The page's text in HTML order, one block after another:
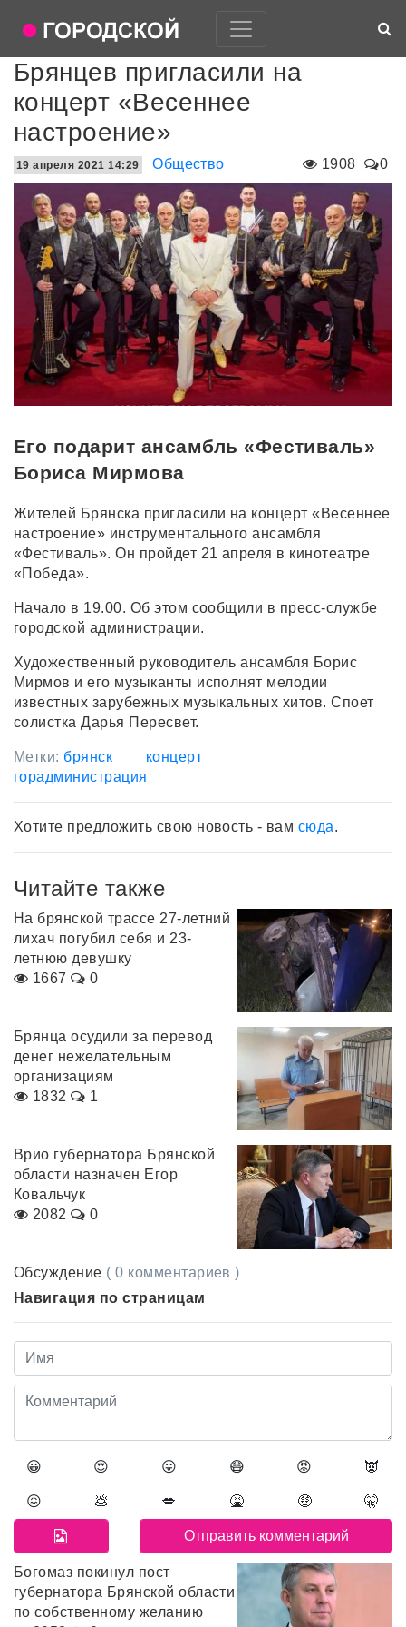
Брянцев пригласили на
концерт «Весеннее
настроение»
1908 0
19 апреля 2021 14:29 Общество
Его подарит ансамбль «Фестиваль»
Бориса Мирмова
Жителей Брянска пригласили на концерт «Весеннее
настроение» инструментального ансамбля
«Фестиваль». Он пройдет 21 апреля в кинотеатре
«Победа».
Начало в 19.00. Об этом сообщили в пресс-службе
городской администрации.
Художественный руководитель ансамбля Борис
Мирмов и его музыканты исполнят мелодии
известных зарубежных музыкальных хитов. Споет
солистка Дарья Пересвет.
Метки: брянск
концерт
горадминистрация
Хотите предложить свою новость - вам сюда.
Читайте также
На брянской трассе 27-летний
лихач погубил себя и 23-
летнюю девушку
1667
0
Брянца осудили за перевод
денег нежелательным
организациям
1832
1
Врио губернатора Брянской
области назначен Егор
Ковальчук
2082
0
Обсуждение ( 0 комментариев )
Навигация по страницам
😀 😍 😛 😷 😡 👿
😖 💩 💋 🤮 🤑 🤫
Богомаз покинул пост
губернатора Брянской области
по собственному желанию